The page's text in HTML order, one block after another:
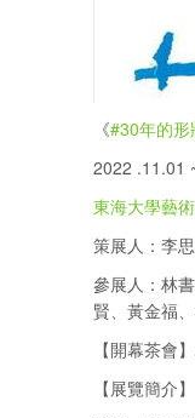
《#30年的形
2022 .11.01
東海大學藝
策展人：李
參展人：林
賢、黃金福
【開幕茶會
【展覽簡介】